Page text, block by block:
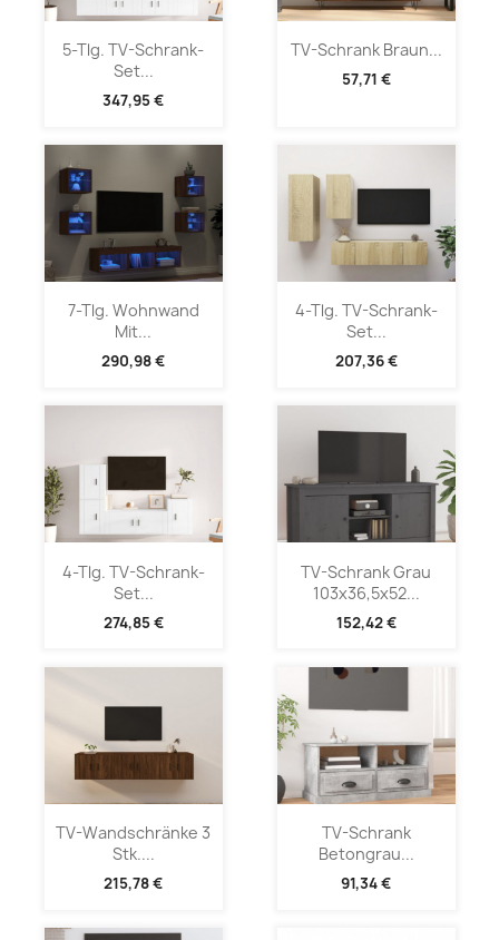
5-Tlg. TV-Schrank-
Set...
347,95 €
TV-Schrank Braun...
57,71 €
7-Tlg. Wohnwand
Mit...
290,98 €
4-Tlg. TV-Schrank-
Set...
207,36 €
4-Tlg. TV-Schrank-
Set...
274,85 €
TV-Schrank Grau
103x36,5x52...
152,42 €
TV-Wandschränke 3
Stk....
215,78 €
TV-Schrank
Betongrau...
91,34 €